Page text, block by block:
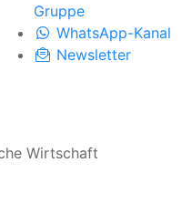
Gruppe
WhatsApp-Kanal
Newsletter
Wirtschaft